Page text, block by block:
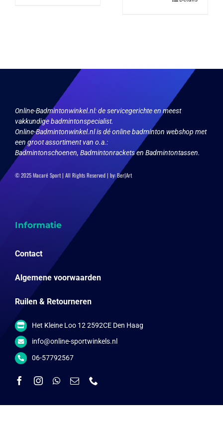
op
productpagina
Online-Badmintonwinkel.nl:de servicegerichte en meest
vakkundige badmintonspecialist.
Online-Badmintonwinkel.nl is dé online badminton webshop met
een groot assortiment van o.a.:
Badmintonschoenen, Badmintonrackets en Badmintontassen.
© 2025 Macaré Sport | All Rights Reserved | by:Ber|Art
Informatie
Contact
Algemene voorwaarden
Ruilen & Retourneren
Het Kleine Loo 12 2592CE Den Haag
info@online-sportwinkels.nl
06-57792567